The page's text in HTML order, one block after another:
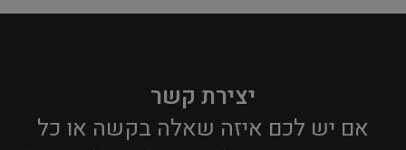
יצירת קשר
אם יש לכם איזה שאלה בקשה או כל